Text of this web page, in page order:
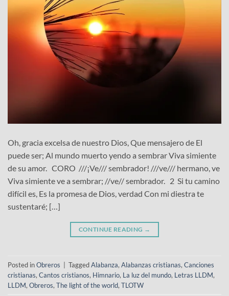
Oh, gracia excelsa de nuestro Dios, Que mensajero de El
puede ser; Al mundo muerto yendo a sembrar Viva simiente
de su amor. CORO ///¡Ve/// sembrador! ///ve/// hermano, ve
Viva simiente ve a sembrar; //ve// sembrador. 2 Si tu camino
difícil es, Es la promesa de Dios, verdad Con mi diestra te
sustentaré; […]
CONTINUE READING →
Posted inObreros TaggedAlabanza, Alabanzas cristianas, Canciones
cristianas, Cantos cristianos, Himnario, La luz del mundo, Letras LLDM,
LLDM, Obreros, The light of the world, TLOTW